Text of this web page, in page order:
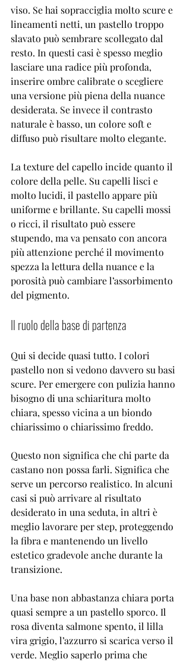
viso. Se hai sopracciglia molto scure e
lineamenti netti, un pastello troppo
slavato può sembrare scollegato dal
resto. In questi casi è spesso meglio
lasciare una radice più profonda,
inserire ombre calibrate o scegliere
una versione più piena della nuance
desiderata. Se invece il contrasto
naturale è basso, un colore soft e
diffuso può risultare molto elegante.
La texture del capello incide quanto il
colore della pelle. Su capelli lisci e
molto lucidi, il pastello appare più
uniforme e brillante. Su capelli mossi
o ricci, il risultato può essere
stupendo, ma va pensato con ancora
più attenzione perché il movimento
spezza la lettura della nuance e la
porosità può cambiare l’assorbimento
del pigmento.
Il ruolo della base di partenza
Qui si decide quasi tutto. I colori
pastello non si vedono davvero su basi
scure. Per emergere con pulizia hanno
bisogno di una schiaritura molto
chiara, spesso vicina a un biondo
chiarissimo o chiarissimo freddo.
Questo non significa che chi parte da
castano non possa farli. Significa che
serve un percorso realistico. In alcuni
casi si può arrivare al risultato
desiderato in una seduta, in altri è
meglio lavorare per step, proteggendo
la fibra e mantenendo un livello
estetico gradevole anche durante la
transizione.
Una base non abbastanza chiara porta
quasi sempre a un pastello sporco. Il
rosa diventa salmone spento, il lilla
vira grigio, l’azzurro si scarica verso il
verde. Meglio saperlo prima che